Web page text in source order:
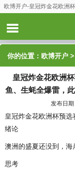
欧博开户-皇冠炸金花欧洲
雷，此次连超市齐慌了_南
你的位置： 欧博开户 >
程比分_风云不停！
南澳_塔斯马尼亚_病菌
皇冠炸金花欧洲
鱼、生蚝全爆雷，
发布日
皇冠炸金花欧洲杯预选
绪论
澳洲的盛夏还没到，海
思考